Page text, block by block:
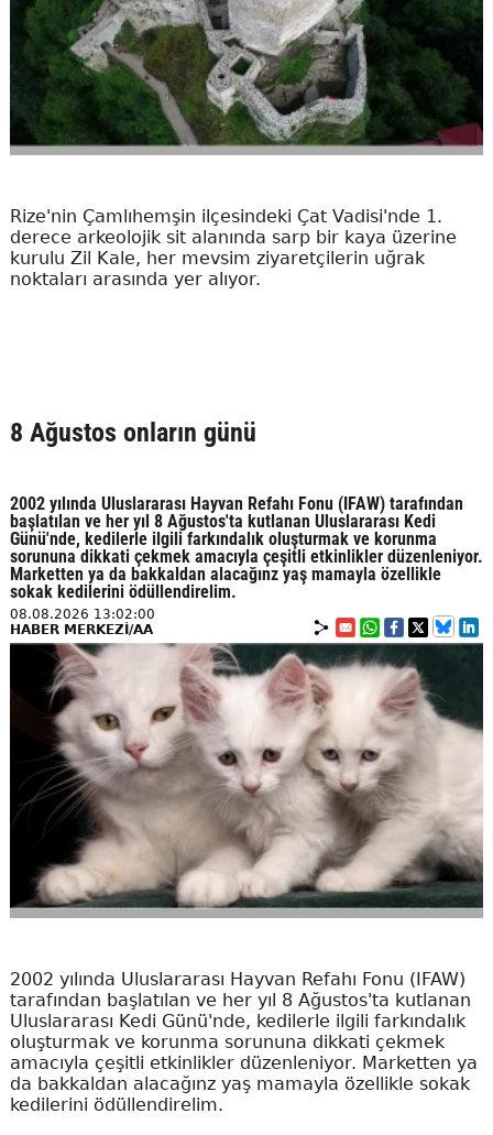
Rize'nin Çamlıhemşin ilçesindeki Çat Vadisi'nde 1.
derece arkeolojik sit alanında sarp bir kaya üzerine
kurulu Zil Kale, her mevsim ziyaretçilerin uğrak
noktaları arasında yer alıyor.
8 Ağustos onların günü
2002 yılında Uluslararası Hayvan Refahı Fonu (IFAW) tarafından
başlatılan ve her yıl 8 Ağustos'ta kutlanan Uluslararası Kedi
Günü'nde, kedilerle ilgili farkındalık oluşturmak ve korunma
sorununa dikkati çekmek amacıyla çeşitli etkinlikler düzenleniyor.
Marketten ya da bakkaldan alacağınz yaş mamayla özellikle
sokak kedilerini ödüllendirelim.
08.08.2026 13:02:00
HABER MERKEZİ/AA
2002 yılında Uluslararası Hayvan Refahı Fonu (IFAW)
tarafından başlatılan ve her yıl 8 Ağustos'ta kutlanan
Uluslararası Kedi Günü'nde, kedilerle ilgili farkındalık
oluşturmak ve korunma sorununa dikkati çekmek
amacıyla çeşitli etkinlikler düzenleniyor. Marketten ya
da bakkaldan alacağınz yaş mamayla özellikle sokak
kedilerini ödüllendirelim.